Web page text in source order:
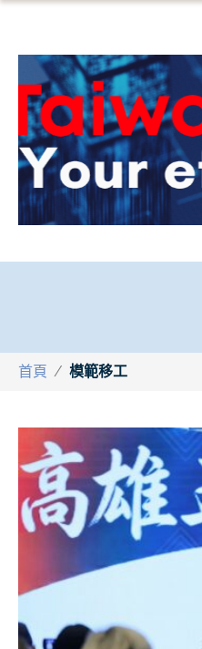
首頁 / 模範移工